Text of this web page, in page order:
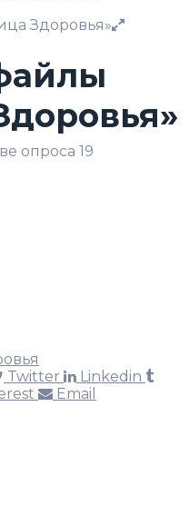
опроса 19
Twitter
Linkedin
Email